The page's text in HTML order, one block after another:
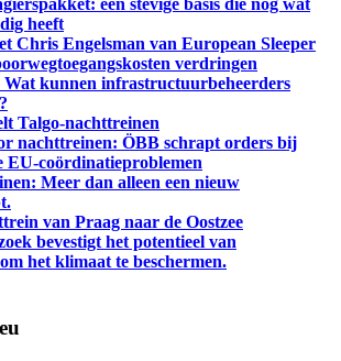
een stevige basis die nog wat
heeft
Chris Engelsman van European Sleeper
verdringen
Wat kunnen infrastructuurbeheerders
Talgo-nachttreinen
nachttreinen: ÖBB schrapt orders bij
EU-coördinatieproblemen
Meer dan alleen een nieuw
van Praag naar de Oostzee
bevestigt het potentieel van
het klimaat te beschermen.